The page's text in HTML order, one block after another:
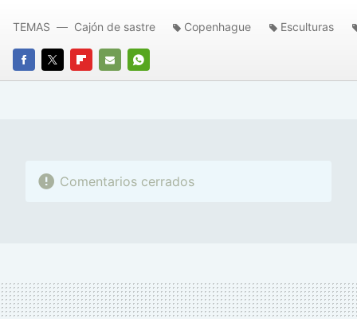
FACEBOOK
TWITTERFLIPBOARD
E-
WHATSAPP
TEMAS Cajón de sastre Copenhague Esculturas
Comentarios cerrados